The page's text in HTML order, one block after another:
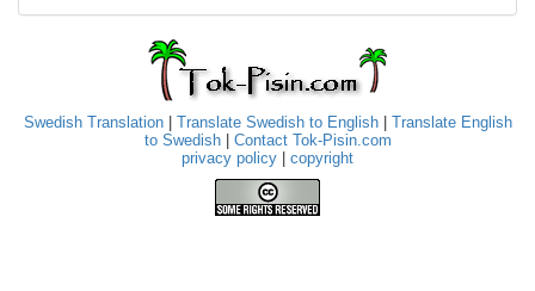
Swedish Translation| Translate Swedish to English| Translate English
to Swedish| Contact Tok-Pisin.com
privacy policy
copyright